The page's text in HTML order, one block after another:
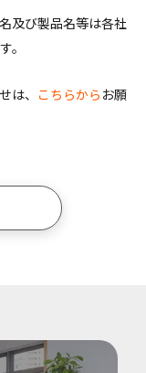
及び製品名等は各社
。
は、 こちらから お願